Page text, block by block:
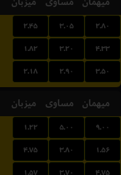
۲.۴۵ ۳.۰۵ ۲.۸۰
۱.۸۲ ۳.۲۰ ۴.۳۳
۲.۱۸ ۲.۹۰ ۳.۵۰
میزبان مساوی میهمان
۱.۲۲ ۵.۰۰ ۹.۰۰
۴.۷۵ ۳.۸۰ ۱.۵۶